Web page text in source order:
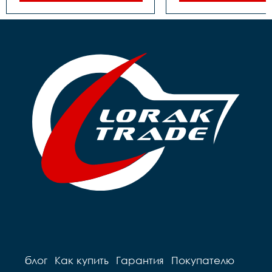
ножной
Покрышки		16
Грипсы		цветные
Седло		детское на
пружинах
Педали		Пластиковые
Подседельный штырь
сталь
ножной
Покрышки		18
Подседельный
сталь
блог Как купить Гарантия
Покупателю